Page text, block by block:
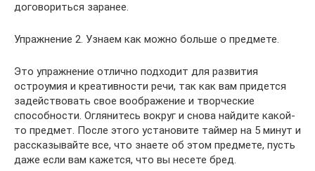
договориться заранее.
Упражнение 2. Узнаем как можно больше о предмете.
Это упражнение отлично подходит для развития
остроумия и креативности речи, так как вам придется
задействовать свое воображение и творческие
способности. Оглянитесь вокруг и снова найдите какой-
то предмет. После этого установите таймер на 5 минут и
рассказывайте все, что знаете об этом предмете, пусть
даже если вам кажется, что вы несете бред.